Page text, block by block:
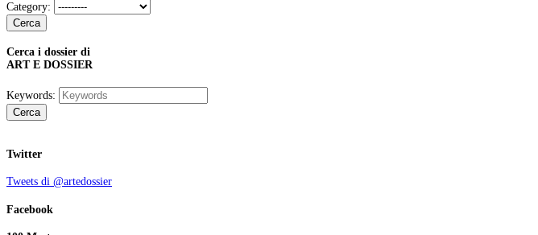
Category:
Cerca
Cerca i dossier di
ART E DOSSIER
Keywords:
Cerca
Twitter
Tweets di @artedossier
Facebook